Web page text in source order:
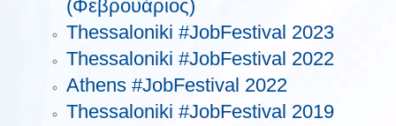
(Φεβρουάριος)
Thessaloniki #JobFestival 2023
Thessaloniki #JobFestival 2022
Athens #JobFestival 2022
Thessaloniki #JobFestival 2019